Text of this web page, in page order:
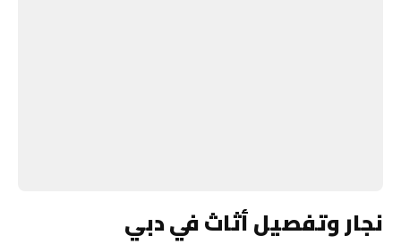
نجار وتفصيل أثاث في دبي